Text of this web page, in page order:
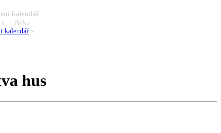
hus
kalendář
v
Býku
kalendář »